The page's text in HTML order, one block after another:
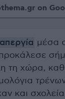
on
απεργία μέσα
τη χώρα,
και